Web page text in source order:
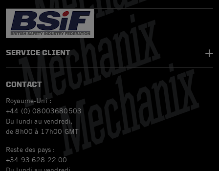
SERVICE CLIENT
CONTACT
Royaume-Uni :
+44 (0) 08003680503
Du lundi au vendredi,
de 8h00 à 17h00 GMT
Reste des pays :
+34 93 628 22 00